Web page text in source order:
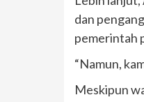
dan
pemerintah
“Namun,
Meskipun